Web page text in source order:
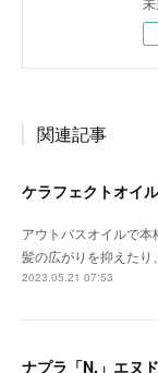
関連記事
ケラフェクトオイ
アウトバスオイルで本
髪の広がりを抑えた
2023.05.21 07:53